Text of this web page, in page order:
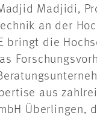
Madjidi,
an der
bringt die
aus
Überlingen,